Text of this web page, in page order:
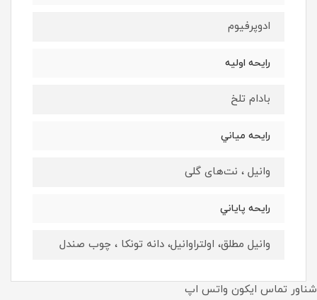
ادوپرفيوم
رايحه اوليه
بادام تلخ
رايحه مياني
وانیل ، نت‌های گلی
رايحه پاياني
وانیل مطلق، اولتراوانیل، دانه تونکا ، چوب صندل
شناور تماس ایکون واتس اپ